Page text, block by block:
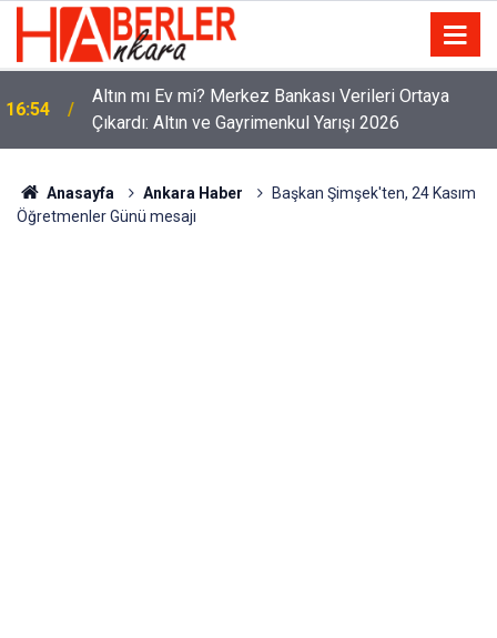
16:54
Altın mı Ev mi? Merkez Bankası Verileri Ortaya
Çıkardı: Altın ve Gayrimenkul Yarışı 2026
Anasayfa Ankara Haber
Başkan Şimşek'ten, 24 Kasım
Öğretmenler Günü mesajı